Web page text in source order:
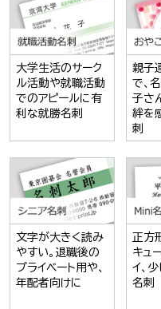
大学生活のサーク
ル活動や就職活動
でのアピールに有
利な就勝名刺
親子
で、
子さ
絆を
刺
文字が大きく読み
やすい。退職後の
プライベート用や、
年配者向けに
正方
キュ
イ、
名刺